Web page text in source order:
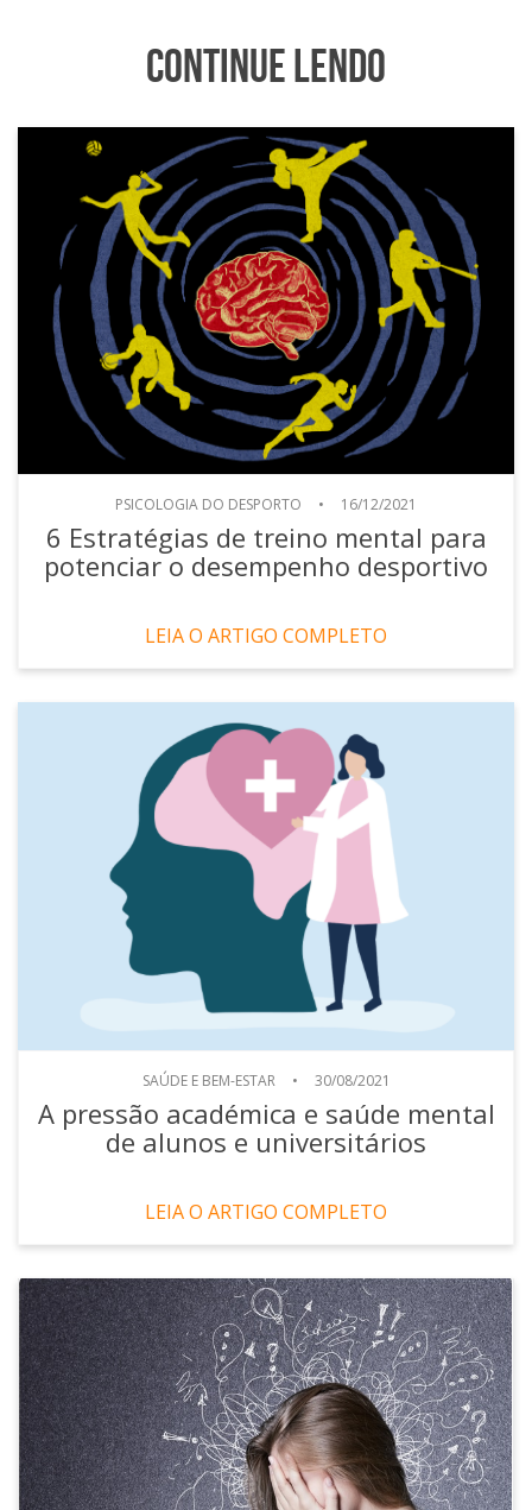
Continue Lendo
PSICOLOGIA DO DESPORTO • 16/12/2021
6 Estratégias de treino mental para
potenciar o desempenho desportivo
LEIA O ARTIGO COMPLETO
SAÚDE E BEM-ESTAR • 30/08/2021
A pressão académica e saúde mental
de alunos e universitários
LEIA O ARTIGO COMPLETO